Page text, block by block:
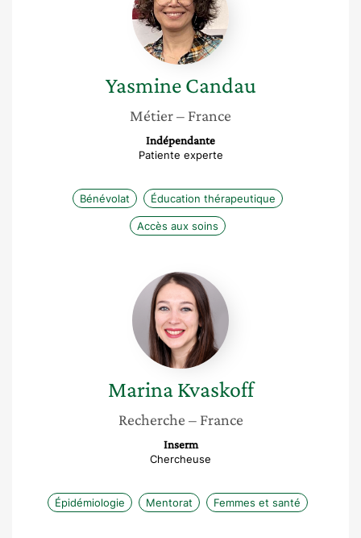
Yasmine Candau
Métier– France
Indépendante
Patiente experte
Bénévolat Éducation thérapeutique
Accès aux soins
Marina
Kvaskoff
Marina Kvaskoff
Recherche – France
Inserm
Chercheuse
Épidémiologie Mentorat Femmes et santé